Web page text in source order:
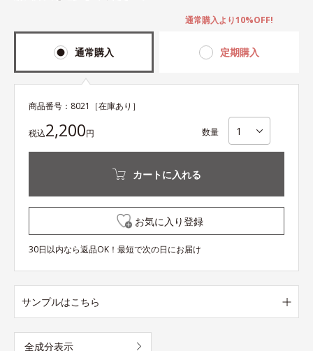
通常購入 定期購入
通常購入より10%OFF!
商品番号： 8021 ［在庫あり］
税込2,200円 数量
カートに入れる
お気に入り登録
30日以内なら返品OK！最短で次の日にお届け
サンプルはこちら
全成分表示